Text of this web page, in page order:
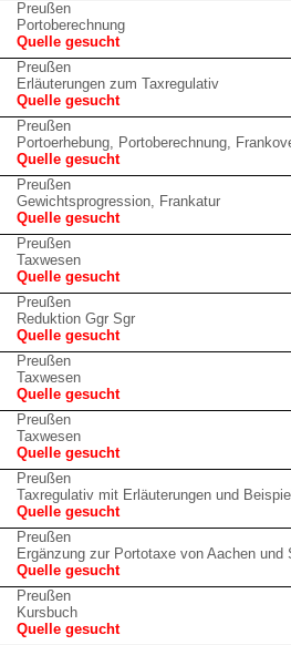
Preußen
Portoberechnung
Quelle gesucht
Preußen
Erläuterungen zum Taxregulativ
Quelle gesucht
Preußen
Portoerhebung, Portoberechnung,
Quelle gesucht
Preußen
Gewichtsprogression, Frankatur
Quelle gesucht
Preußen
Taxwesen
Quelle gesucht
Preußen
Reduktion Ggr Sgr
Quelle gesucht
Preußen
Taxwesen
Quelle gesucht
Preußen
Taxwesen
Quelle gesucht
Preußen
Taxregulativ mit Erläuterungen und
Quelle gesucht
Preußen
Ergänzung zur Portotaxe von Aachen und
Quelle gesucht
Preußen
Kursbuch
Quelle gesucht